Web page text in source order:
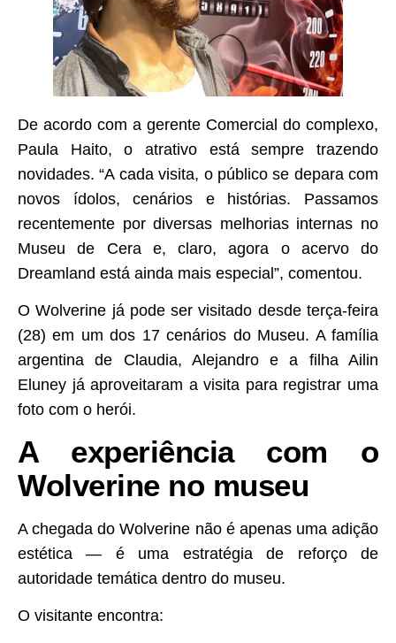
De acordo com a gerente Comercial do complexo,
Paula Haito, o atrativo está sempre trazendo
novidades. “A cada visita, o público se depara com
novos ídolos, cenários e histórias. Passamos
recentemente por diversas melhorias internas no
Museu de Cera e, claro, agora o acervo do
Dreamland está ainda mais especial”, comentou.
O Wolverine já pode ser visitado desde terça-feira
(28) em um dos 17 cenários do Museu. A família
argentina de Claudia, Alejandro e a filha Ailin
Eluney já aproveitaram a visita para registrar uma
foto com o herói.
A experiência com o
Wolverine no museu
A chegada do Wolverine não é apenas uma adição
estética — é uma estratégia de reforço de
autoridade temática dentro do museu.
O visitante encontra: